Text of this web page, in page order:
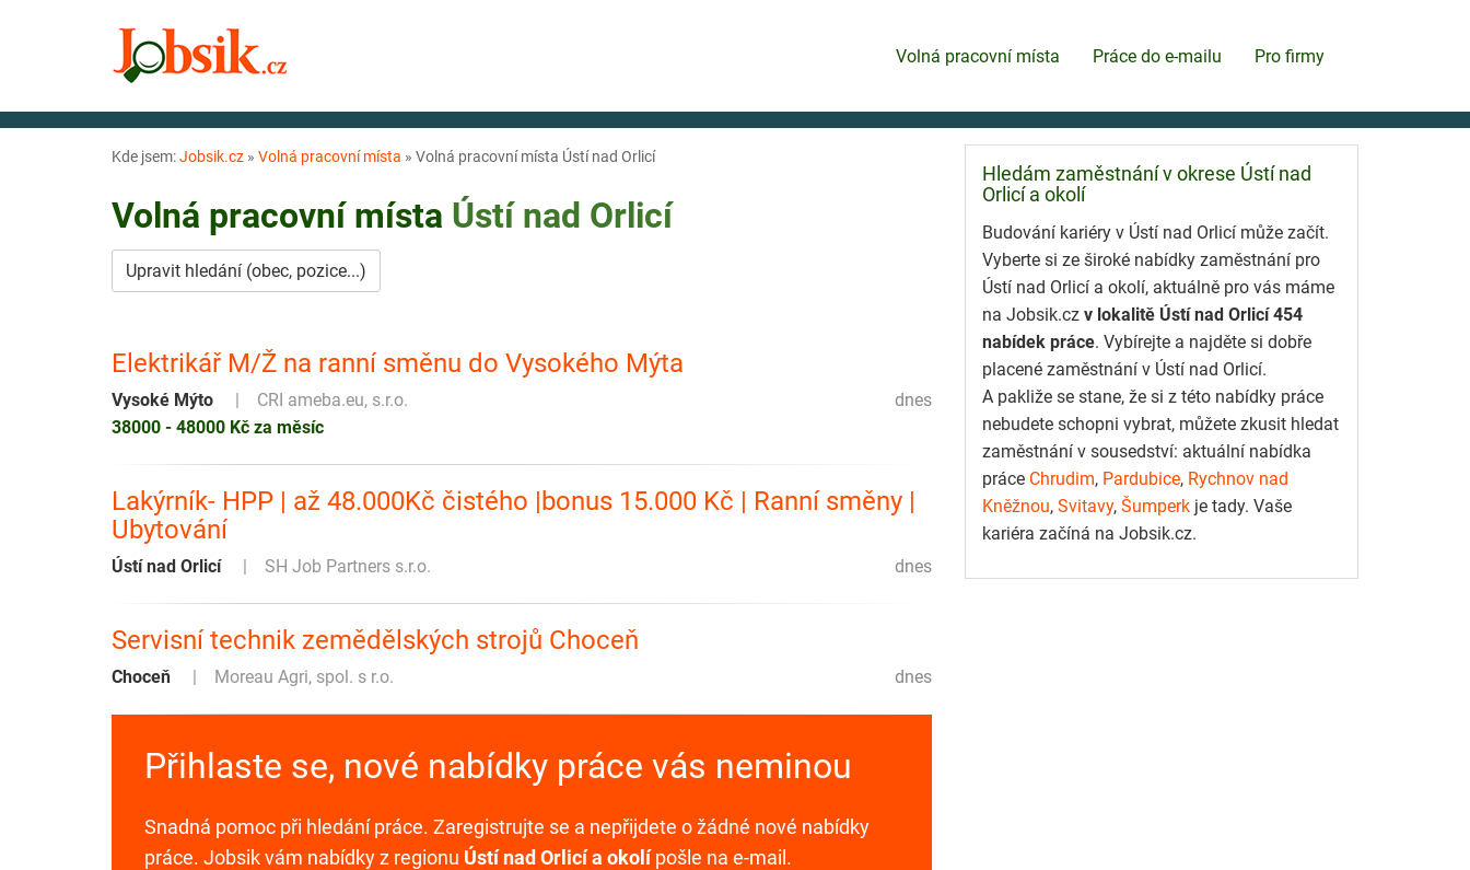
Volná pracovní místa Práce do e-mailu Pro firmy
Kde jsem:Jobsik.cz » Volná pracovní místa » Volná pracovní místa Ústí nad Orlicí
Volná pracovní místa Ústí nad Orlicí
Upravit hledání (obec, pozice...)
Elektrikář M/Ž na ranní směnu do Vysokého Mýta
dnes
Vysoké Mýto
CRI ameba.eu, s.r.o.
38000 - 48000 Kč za měsíc
Lakýrník- HPP | až 48.000Kč čistého |bonus 15.000 Kč | Ranní směny |
Ubytování
dnes
Ústí nad Orlicí SH Job Partners s.r.o.
Servisní technik zemědělských strojů Choceň
dnes
Choceň Moreau Agri, spol. s r.o.
Přihlaste se, nové nabídky práce vás neminou
Snadná pomoc při hledání práce. Zaregistrujte se a nepřijdete o žádné nové nabídky
práce. Jobsik vám nabídky z regionu Ústí nad Orlicí a okolípošle na e-mail.
Hledám zaměstnání v okrese Ústí nad
Orlicí a okolí
Budování kariéry v Ústí nad Orlicí může začít.
Vyberte si ze široké nabídky zaměstnání pro
Ústí nad Orlicí a okolí, aktuálně pro vás máme
na Jobsik.cz v lokalitě Ústí nad Orlicí 454
nabídek práce. Vybírejte a najděte si dobře
placené zaměstnání v Ústí nad Orlicí.
A pakliže se stane, že si z této nabídky práce
nebudete schopni vybrat, můžete zkusit hledat
zaměstnání v sousedství: aktuální nabídka
práce Chrudim, Pardubice, Rychnov nad
Kněžnou, Svitavy, Šumperk je tady. Vaše
kariéra začíná na Jobsik.cz.